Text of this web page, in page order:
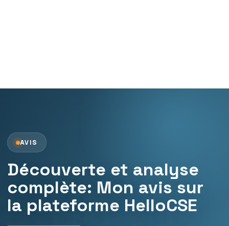
AVIS
Découverte et analyse
complète: Mon avis sur
la plateforme HelloCSE